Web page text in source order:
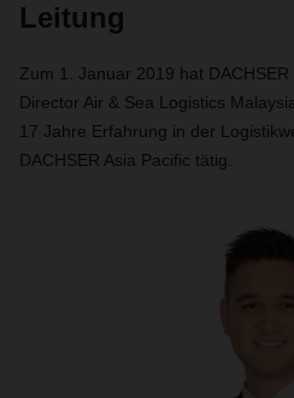
Leitung
Zum 1. Januar 2019 hat
Director Air & Sea Logistics
17 Jahre Erfahrung in der
DACHSER Asia Pacific tätig.